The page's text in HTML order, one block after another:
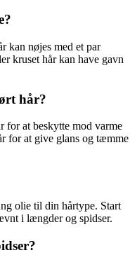
kan nøjes med et par
kruset hår kan have gavn
hår?
for at beskytte mod varme
for at give glans og tæmme
olie til din hårtype. Start
i længder og spidser.